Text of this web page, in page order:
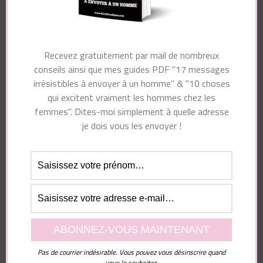
d'article
Article précédent
Est-il « original » ou
« pathologique » ? 10
différences
Article suivant
Les insécurités des
hommes et des
Vous pourriez également aimer...
Recevez gratuitement par mail de nombreux
conseils ainsi que mes guides PDF "17 messages
irrésistibles à envoyer à un homme" & "10 choses
qui excitent vraiment les hommes chez les
femmes". Dites-moi simplement à quelle adresse
je dois vous les envoyer !
Pas de courrier indésirable. Vous pouvez vous désinscrire quand